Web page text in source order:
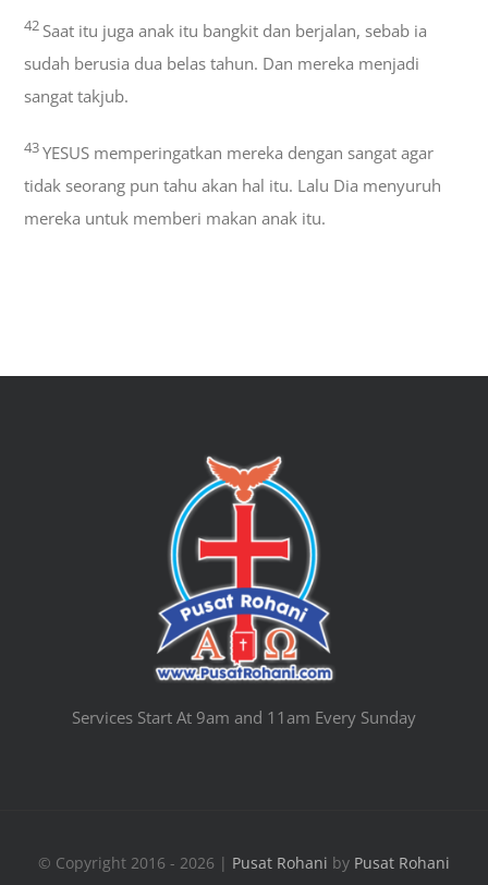
42 Saat itu juga anak itu bangkit dan berjalan, sebab ia
sudah berusia dua belas tahun. Dan mereka menjadi
sangat takjub.
43YESUS memperingatkan mereka dengan sangat agar
tidak seorang pun tahu akan hal itu. Lalu Dia menyuruh
mereka untuk memberi makan anak itu.
Services Start At 9am and 11am Every Sunday
© Copyright 2016 - 2026 | Pusat Rohani by Pusat Rohani